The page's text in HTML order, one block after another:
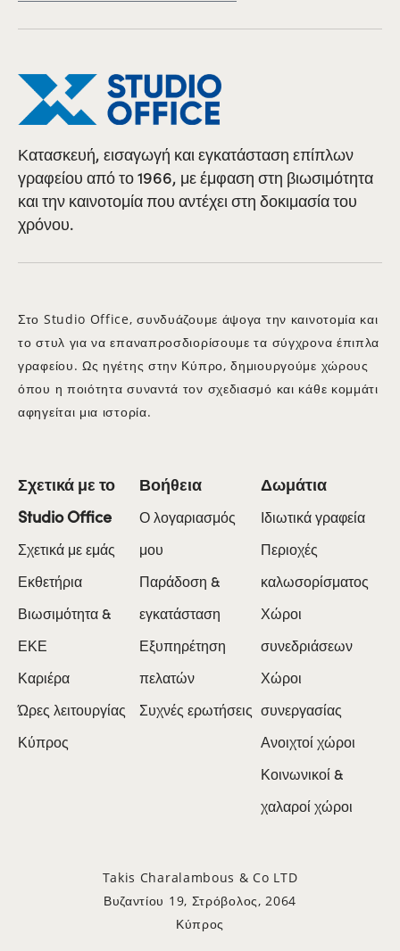
Κατασκευή, εισαγωγή και εγκατάσταση επίπλων
γραφείου από το 1966, με έμφαση στη βιωσιμότητα
και την καινοτομία που αντέχει στη δοκιμασία του
χρόνου.
Στο Studio Office, συνδυάζουμε άψογα την καινοτομία και
το στυλ για να επαναπροσδιορίσουμε τα σύγχρονα έπιπλα
γραφείου. Ως ηγέτης στην Κύπρο, δημιουργούμε χώρους
όπου η ποιότητα συναντά τον σχεδιασμό και κάθε κομμάτι
αφηγείται μια ιστορία.
Σχετικά με το
Studio Office
Σχετικά με εμάς
Εκθετήρια
Βιωσιμότητα &
ΕΚΕ
Καριέρα
Ώρες λειτουργίας
Κύπρος
Βοήθεια
Ο λογαριασμός
μου
Παράδοση &
εγκατάσταση
Εξυπηρέτηση
πελατών
Συχνές ερωτήσεις
Δωμάτια
Ιδιωτικά γραφεία
Περιοχές
καλωσορίσματος
Χώροι
συνεδριάσεων
Χώροι
συνεργασίας
Ανοιχτοί χώροι
Κοινωνικοί &
χαλαροί χώροι
Takis Charalambous & Co LTD
Βυζαντίου 19, Στρόβολος, 2064
Κύπρος